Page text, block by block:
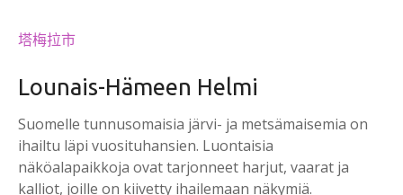
塔梅拉市
Lounais-Hämeen Helmi
Suomelle tunnusomaisia järvi- ja metsämaisemia on
ihailtu läpi vuosituhansien. Luontaisia
näköalapaikkoja ovat tarjonneet harjut, vaarat ja
kalliot, joille on kiivetty ihailemaan näkymiä.